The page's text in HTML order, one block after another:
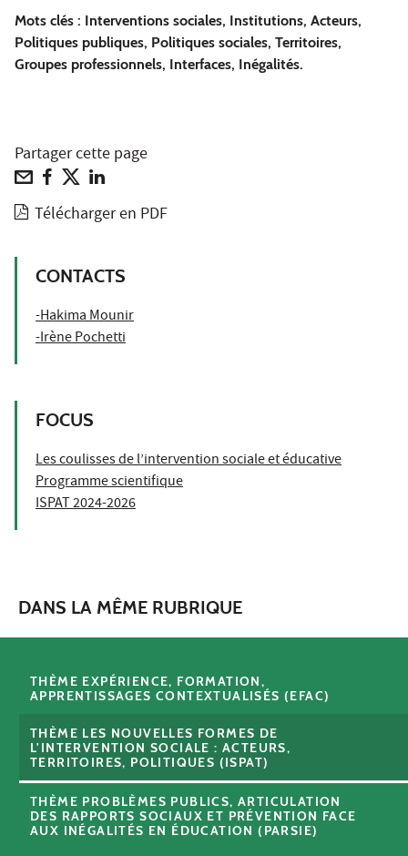
Mots clés : Interventions sociales, Institutions, Acteurs,
Politiques publiques, Politiques sociales, Territoires,
Groupes professionnels, Interfaces, Inégalités.
Partager cette page
Télécharger en PDF
CONTACTS
-Hakima Mounir
-Irène Pochetti
FOCUS
Les coulisses de l’intervention sociale et éducative
Programme scientifique
ISPAT 2024-2026
DANS LA MÊME RUBRIQUE
THÈME EXPÉRIENCE, FORMATION,
APPRENTISSAGES CONTEXTUALISÉS (EFAC)
THÈME LES NOUVELLES FORMES DE
L'INTERVENTION SOCIALE : ACTEURS,
TERRITOIRES, POLITIQUES (ISPAT)
THÈME PROBLÈMES PUBLICS, ARTICULATION
DES RAPPORTS SOCIAUX ET PRÉVENTION FACE
AUX INÉGALITÉS EN ÉDUCATION (PARSIE)